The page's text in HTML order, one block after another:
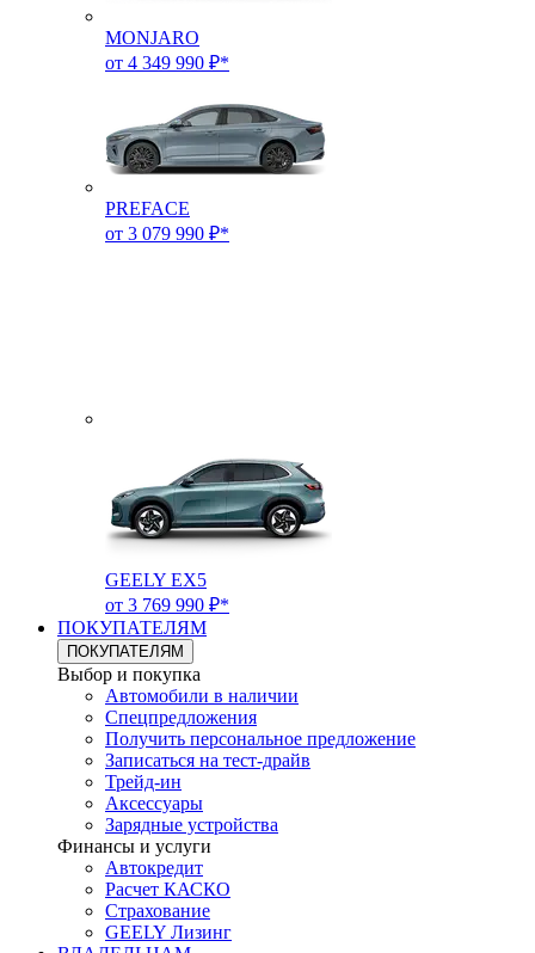
MONJARO
от 4 349 990 ₽*
PREFACE
от 3 079 990 ₽*
GEELY EX5
от 3 769 990 ₽*
ПОКУПАТЕЛЯМ
ПОКУПАТЕЛЯМ
Выбор и покупка
Автомобили в наличии
Спецпредложения
Получить персональное предложение
Записаться на тест-драйв
Трейд-ин
Аксессуары
Зарядные устройства
Финансы и услуги
Автокредит
Расчет КАСКО
Страхование
GEELY Лизинг